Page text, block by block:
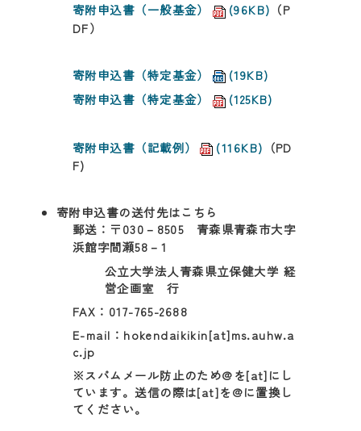
寄附申込書（一般基金）
(96KB) （P
DF）
寄附申込書（特定基金）
(19KB)
寄附申込書（特定基金）
(125KB)
寄附申込書（記載例） (116KB) （PD
F)
寄附申込書の送付先はこちら
郵送：〒030－8505 青森県青森市大字
浜館字間瀬58－1
公立大学法人青森県立保健大学 経
営企画室 行
FAX：017-765-2688
E-mail：hokendaikikin[at]ms.auhw.a
c.jp
※スパムメール防止のため@を[at]にし
ています。送信の際は[at]を@に置換し
てください。